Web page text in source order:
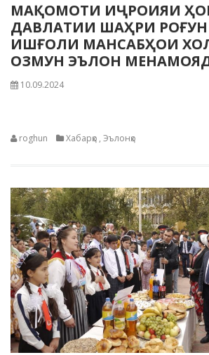
МАҚОМОТИ ИҶРОИЯИ
ДАВЛАТИИ ШАҲРИ
ИШҒОЛИ МАНСАБҲОИ
ОЗМУН ЭЪЛОН
10.09.2024
roghun Хабарҳо , Эълонҳо